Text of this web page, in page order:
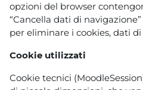
opzioni del browser
“Cancella dati di
per eliminare i cookies, dati
Cookie utilizzati
Cookie tecnici